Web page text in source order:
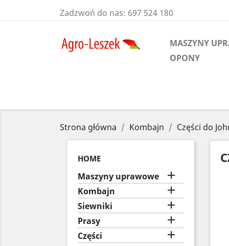
Zadzwoń do nas: 697 524 180
MASZYNY
OPONY
Strona główna Kombajn Części do
HOME
Maszyny uprawowe 
Kombajn 
Siewniki 
Prasy 
Części 